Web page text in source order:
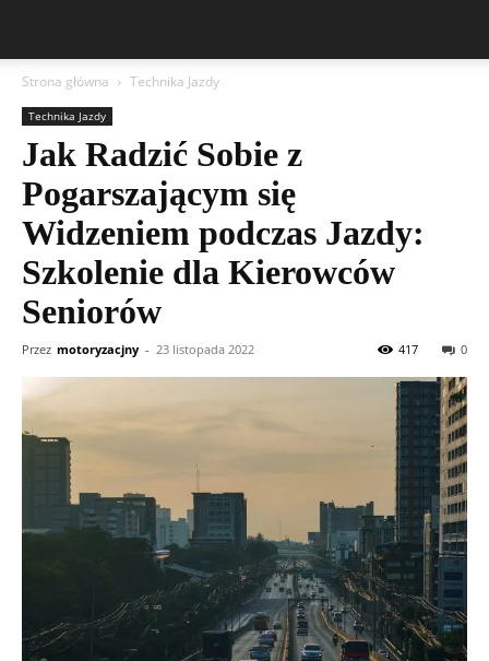
Strona główna Technika Jazdy
Technika Jazdy
Jak Radzić Sobie z
Pogarszającym się
Widzeniem podczas Jazdy:
Szkolenie dla Kierowców
Seniorów
Przez motoryzacjny - 23 listopada 2022 0
417